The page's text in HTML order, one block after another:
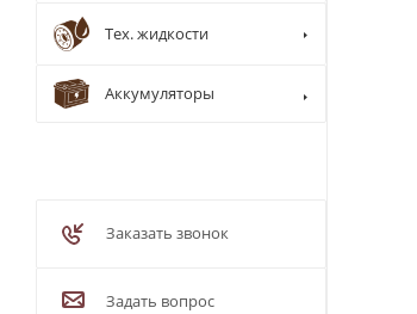
Тех. жидкости
Аккумуляторы
Заказать звонок
Задать вопрос